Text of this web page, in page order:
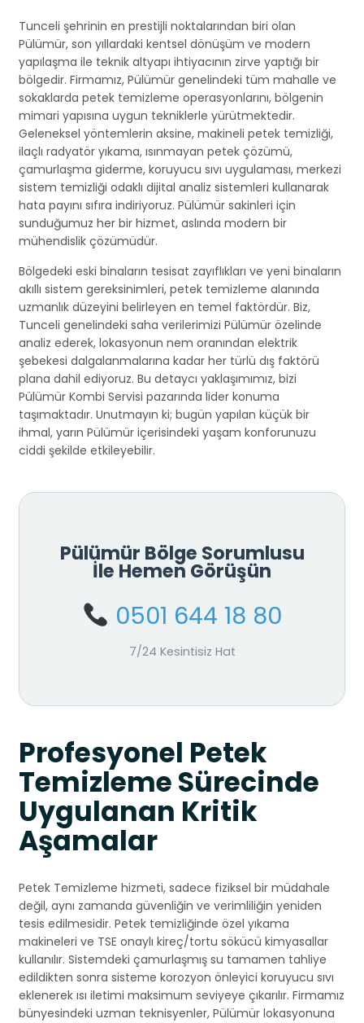
Tunceli şehrinin en prestijli noktalarından biri olan
Pülümür, son yıllardaki kentsel dönüşüm ve modern
yapılaşma ile teknik altyapı ihtiyacının zirve yaptığı bir
bölgedir. Firmamız, Pülümür genelindeki tüm mahalle ve
sokaklarda petek temizleme operasyonlarını, bölgenin
mimari yapısına uygun tekniklerle yürütmektedir.
Geleneksel yöntemlerin aksine, makineli petek temizliği,
ilaçlı radyatör yıkama, ısınmayan petek çözümü,
çamurlaşma giderme, koruyucu sıvı uygulaması, merkezi
sistem temizliği odaklı dijital analiz sistemleri kullanarak
hata payını sıfıra indiriyoruz. Pülümür sakinleri için
sunduğumuz her bir hizmet, aslında modern bir
mühendislik çözümüdür.
Bölgedeki eski binaların tesisat zayıflıkları ve yeni binaların
akıllı sistem gereksinimleri, petek temizleme alanında
uzmanlık düzeyini belirleyen en temel faktördür. Biz,
Tunceli genelindeki saha verilerimizi Pülümür özelinde
analiz ederek, lokasyonun nem oranından elektrik
şebekesi dalgalanmalarına kadar her türlü dış faktörü
plana dahil ediyoruz. Bu detaycı yaklaşımımız, bizi
Pülümür Kombi Servisi pazarında lider konuma
taşımaktadır. Unutmayın ki; bugün yapılan küçük bir
ihmal, yarın Pülümür içerisindeki yaşam konforunuzu
ciddi şekilde etkileyebilir.
Pülümür Bölge Sorumlusu
İle Hemen Görüşün
0501 644 18 80
7/24 Kesintisiz Hat
Profesyonel Petek
Temizleme Sürecinde
Uygulanan Kritik
Aşamalar
Petek Temizleme hizmeti, sadece fiziksel bir müdahale
değil, aynı zamanda güvenliğin ve verimliliğin yeniden
tesis edilmesidir. Petek temizliğinde özel yıkama
makineleri ve TSE onaylı kireç/tortu sökücü kimyasallar
kullanılır. Sistemdeki çamurlaşmış su tamamen tahliye
edildikten sonra sisteme korozyon önleyici koruyucu sıvı
eklenerek ısı iletimi maksimum seviyeye çıkarılır. Firmamız
bünyesindeki uzman teknisyenler, Pülümür lokasyonuna